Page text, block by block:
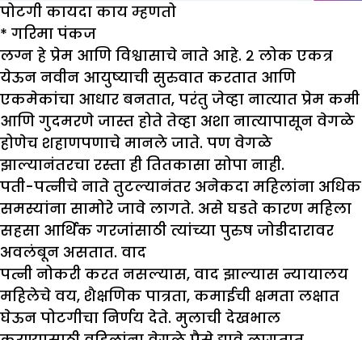
पोटगी कायदा काय म्हणतो
* गरिमा पंकज
लग्न हे प्रेम आणि विश्वासाचे नाते आहे. २ लोक एकत्र
येऊन नवीन आयुष्याची सुरुवात करतात आणि
एकमेकांचा आधार बनतात, परंतु जेव्हा नात्यात प्रेम कमी
आणि गुदमरणे जास्त होते तेव्हा अशा नात्यापासून वेगळे
होणेच शहाणपणाचे मानले जाते. पण वेगळे
झाल्यानंतरचा रस्ता ही तितकासा सोपा नाही.
पती-पत्नीचे नाते तुटल्यानंतर अनेकदा महिलांना अधिक
समस्यांना सामोरे जावे लागते. असे घडते कारण महिला
सहसा आर्थिक गरजांसाठी त्यांच्या पुरुष जोडीदारावर
अवलंबून असतात. वाद
पत्नी नोकरी करत नसल्यास, वाद झाल्यास न्यायालय
महिलेचे वय, शैक्षणिक पात्रता, कमाईची क्षमता लक्षात
घेऊन पोटगीचा निर्णय देते. मुलाची देखभाल